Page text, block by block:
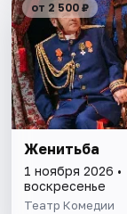
от 2 500 ₽
Женитьба
1 ноября 2026 •
воскресенье
Театр Комедии